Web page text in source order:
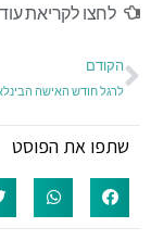
לחצו לקריאת
הקודם
שתפו את הפוסט